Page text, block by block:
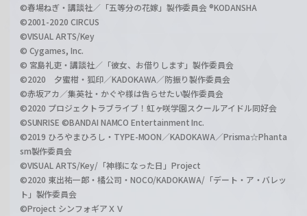
©春場ねぎ・講談社／「五等分の花嫁」製作委員会 ®KODANSHA
©2001-2020 CIRCUS
©VISUAL ARTS/Key
© Cygames, Inc.
© 宮島礼吏・講談社／「彼女、お借りします」製作委員会
©2020 夕蜜柑・狐印／KADOKAWA／防振り製作委員会
©赤坂アカ／集英社・かぐや様は告らせたい製作委員会
©2020 プロジェクトラブライブ！虹ヶ咲学園スクールアイドル同好会
©SUNRISE ©BANDAI NAMCO Entertainment Inc.
©2019 ひろやまひろし・TYPE-MOON／KADOKAWA／Prisma☆Phanta
sm製作委員会
©VISUAL ARTS/Key/「神様になった日」Project
©2020 東出祐一郎・橘公司・NOCO/KADOKAWA/「デート・ア・バレッ
ト」製作委員会
©Project シンフォギアＸＶ